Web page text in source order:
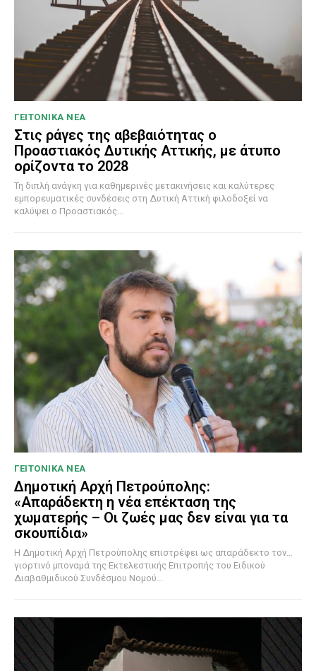
ΓΕΙΤΟΝΙΚΑ ΝΕΑ
Στις ράγες της αβεβαιότητας ο
Προαστιακός Δυτικής Αττικής, με άτυπο
ορίζοντα το 2028
Τη διπλή ανάγκη για καθημερινές μετακινήσεις και καλύτερες
εμπορευματικές συνδέσεις στη Δυτική Αττική φιλοδοξεί να
καλύψει ο Προαστιακός...
ΓΕΙΤΟΝΙΚΑ ΝΕΑ
Δημοτική Αρχή Πετρούπολης:
«Απαράδεκτη η νέα επέκταση της
χωματερής – Οι ζωές μας δεν είναι για τα
σκουπίδια»
Η Δημοτική Αρχή Πετρούπολης επιστρέφει ως απαράδεκτο τον…
γιορτινό μποναμά της Εκτελεστικής Επιτροπής του Ειδικού
Διαβαθμιδικού Συνδέσμου Νομού...